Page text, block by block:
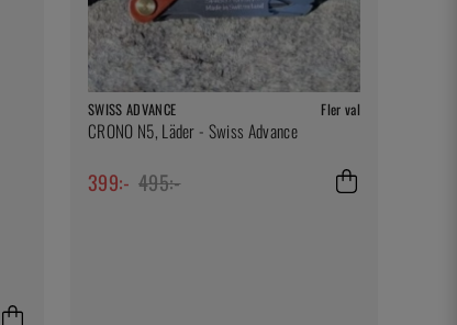
SWISS ADVANCE Fler val
CRONO N5, Läder - Swiss Advance
399:- 495:-